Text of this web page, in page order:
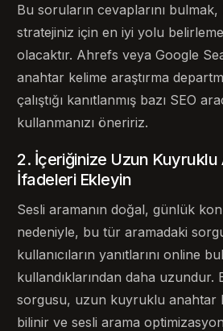
Bu soruların cevaplarını
stratejiniz için en iyi yolu
olacaktır. Ahrefs veya Google
anahtar kelime araştırma
çalıştığı kanıtlanmış bazı SEO
kullanmanızı öneririz.
2. İçeriğinize Uzun
İfadeleri Ekleyin
Sesli aramanın doğal, günlük
nedeniyle, bu tür aramadaki
kullanıcıların yanıtlarını online
kullandıklarından daha uzundur.
sorgusu, uzun kuyruklu anahtar
bilinir ve sesli arama